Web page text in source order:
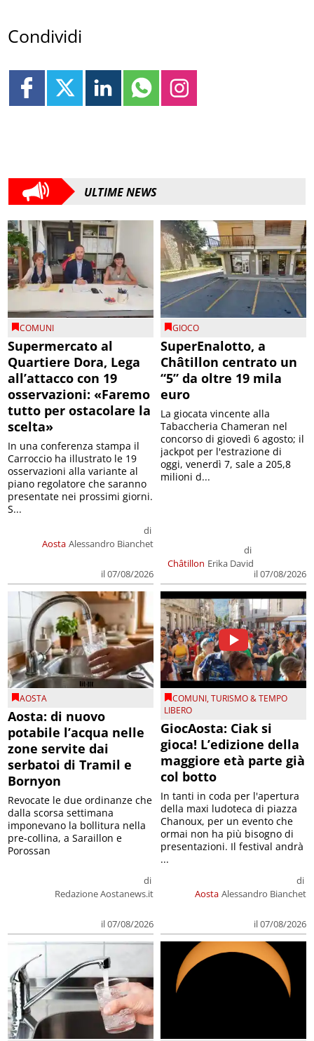
Condividi
ULTIME NEWS
COMUNI
Supermercato al
Quartiere Dora, Lega
all’attacco con 19
osservazioni: «Faremo
tutto per ostacolare la
scelta»
Aosta
di
Alessandro Bianchet
il 07/08/2026
In una conferenza stampa il
Carroccio ha illustrato le 19
osservazioni alla variante al
piano regolatore che saranno
presentate nei prossimi giorni.
S...
GIOCO
SuperEnalotto, a
Châtillon centrato un
“5” da oltre 19 mila
euro
Châtillon
di
Erika David
il 07/08/2026
La giocata vincente alla
Tabaccheria Chameran nel
concorso di giovedì 6 agosto; il
jackpot per l'estrazione di
oggi, venerdì 7, sale a 205,8
milioni d...
AOSTA
Aosta: di nuovo
potabile l’acqua nelle
zone servite dai
serbatoi di Tramil e
Bornyon
di
Redazione Aostanews.it
il 07/08/2026
Revocate le due ordinanze che
dalla scorsa settimana
imponevano la bollitura nella
pre-collina, a Saraillon e
Porossan
COMUNI,TURISMO & TEMPO
LIBERO
GiocAosta: Ciak si
gioca! L’edizione della
maggiore età parte già
col botto
Aosta
di
Alessandro Bianchet
il 07/08/2026
In tanti in coda per l'apertura
della maxi ludoteca di piazza
Chanoux, per un evento che
ormai non ha più bisogno di
presentazioni. Il festival andrà
...